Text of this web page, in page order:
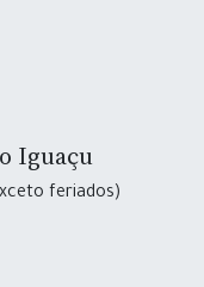
Iguaçu
feriados)